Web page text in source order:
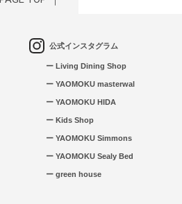
公式インスタグラム
ー Living Dining Shop
ー YAOMOKU masterwal
ー YAOMOKU HIDA
ー Kids Shop
ー YAOMOKU Simmons
ー YAOMOKU Sealy Bed
ー green house